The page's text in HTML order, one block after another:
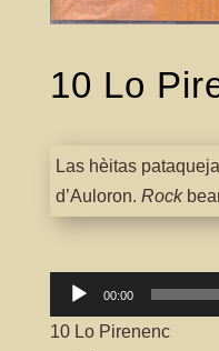
10 Lo
Las hèitas
d’Auloron. Rock
Lector
àudio
00:00
10 Lo Pirenenc